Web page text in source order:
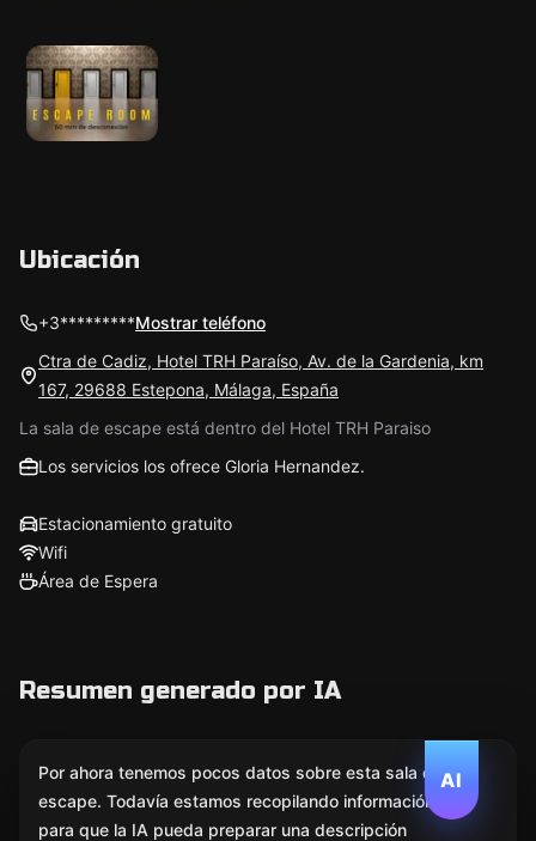
Ubicación
+3*********Mostrar teléfono
Ctra de Cadiz, Hotel TRH Paraíso, Av. de la Gardenia, km
167, 29688 Estepona, Málaga, España
La sala de escape está dentro del Hotel TRH Paraiso
Los servicios los ofrece Gloria Hernandez.
Estacionamiento gratuito
Wifi
Área de Espera
Resumen generado por IA
AI
Por ahora tenemos pocos datos sobre esta sala de
escape. Todavía estamos recopilando información
para que la IA pueda preparar una descripción